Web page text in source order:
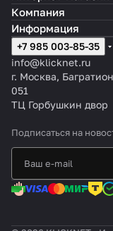
Компания
Информация
+7 985 003-85-35
info@klicknet.ru
г. Москва,
051
ТЦ Горбушкин двор
Подписаться на